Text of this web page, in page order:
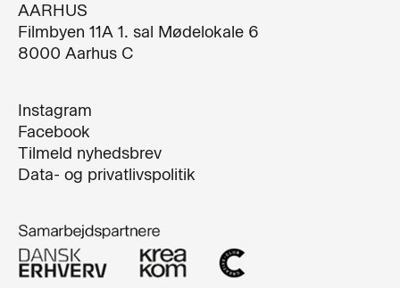
AARHUS
Filmbyen 11A 1. sal Mødelokale 6
8000 Aarhus C
Instagram
Facebook
Tilmeld nyhedsbrev
Data- og privatlivspolitik